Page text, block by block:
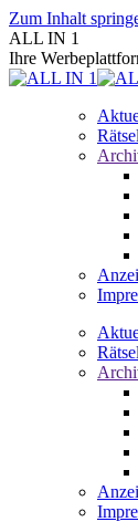
Zum Inhalt
ALL IN 1
Ihre
Rätsel
Rätsel